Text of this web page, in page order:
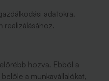
adatokra.
realizálásához.
hozva. Ebből a
a munkavállalókat,